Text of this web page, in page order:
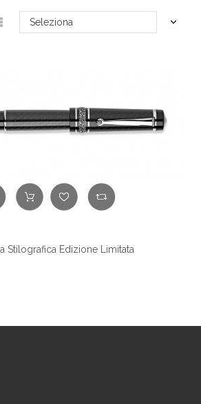
Seleziona
Stilografica Edizione Limitata